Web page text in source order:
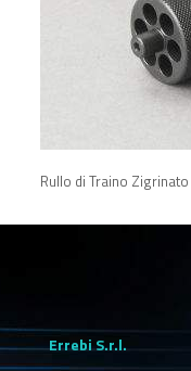
Rullo di Traino Zigrinato
Errebi S.r.l.